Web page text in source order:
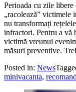
Perioada cu zile
„racolează” victimele
nu transformați
infractori. Pentru a vă
victimă vreunui
măsuri preventive.
Posted in: News
minivacanta,